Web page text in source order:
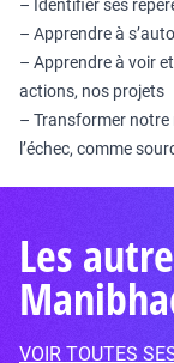
– Identifier ses
– Apprendre à
– Apprendre à voir
actions, nos projets
– Transformer notre
l’échec, comme
Les
VOIR TOUTES